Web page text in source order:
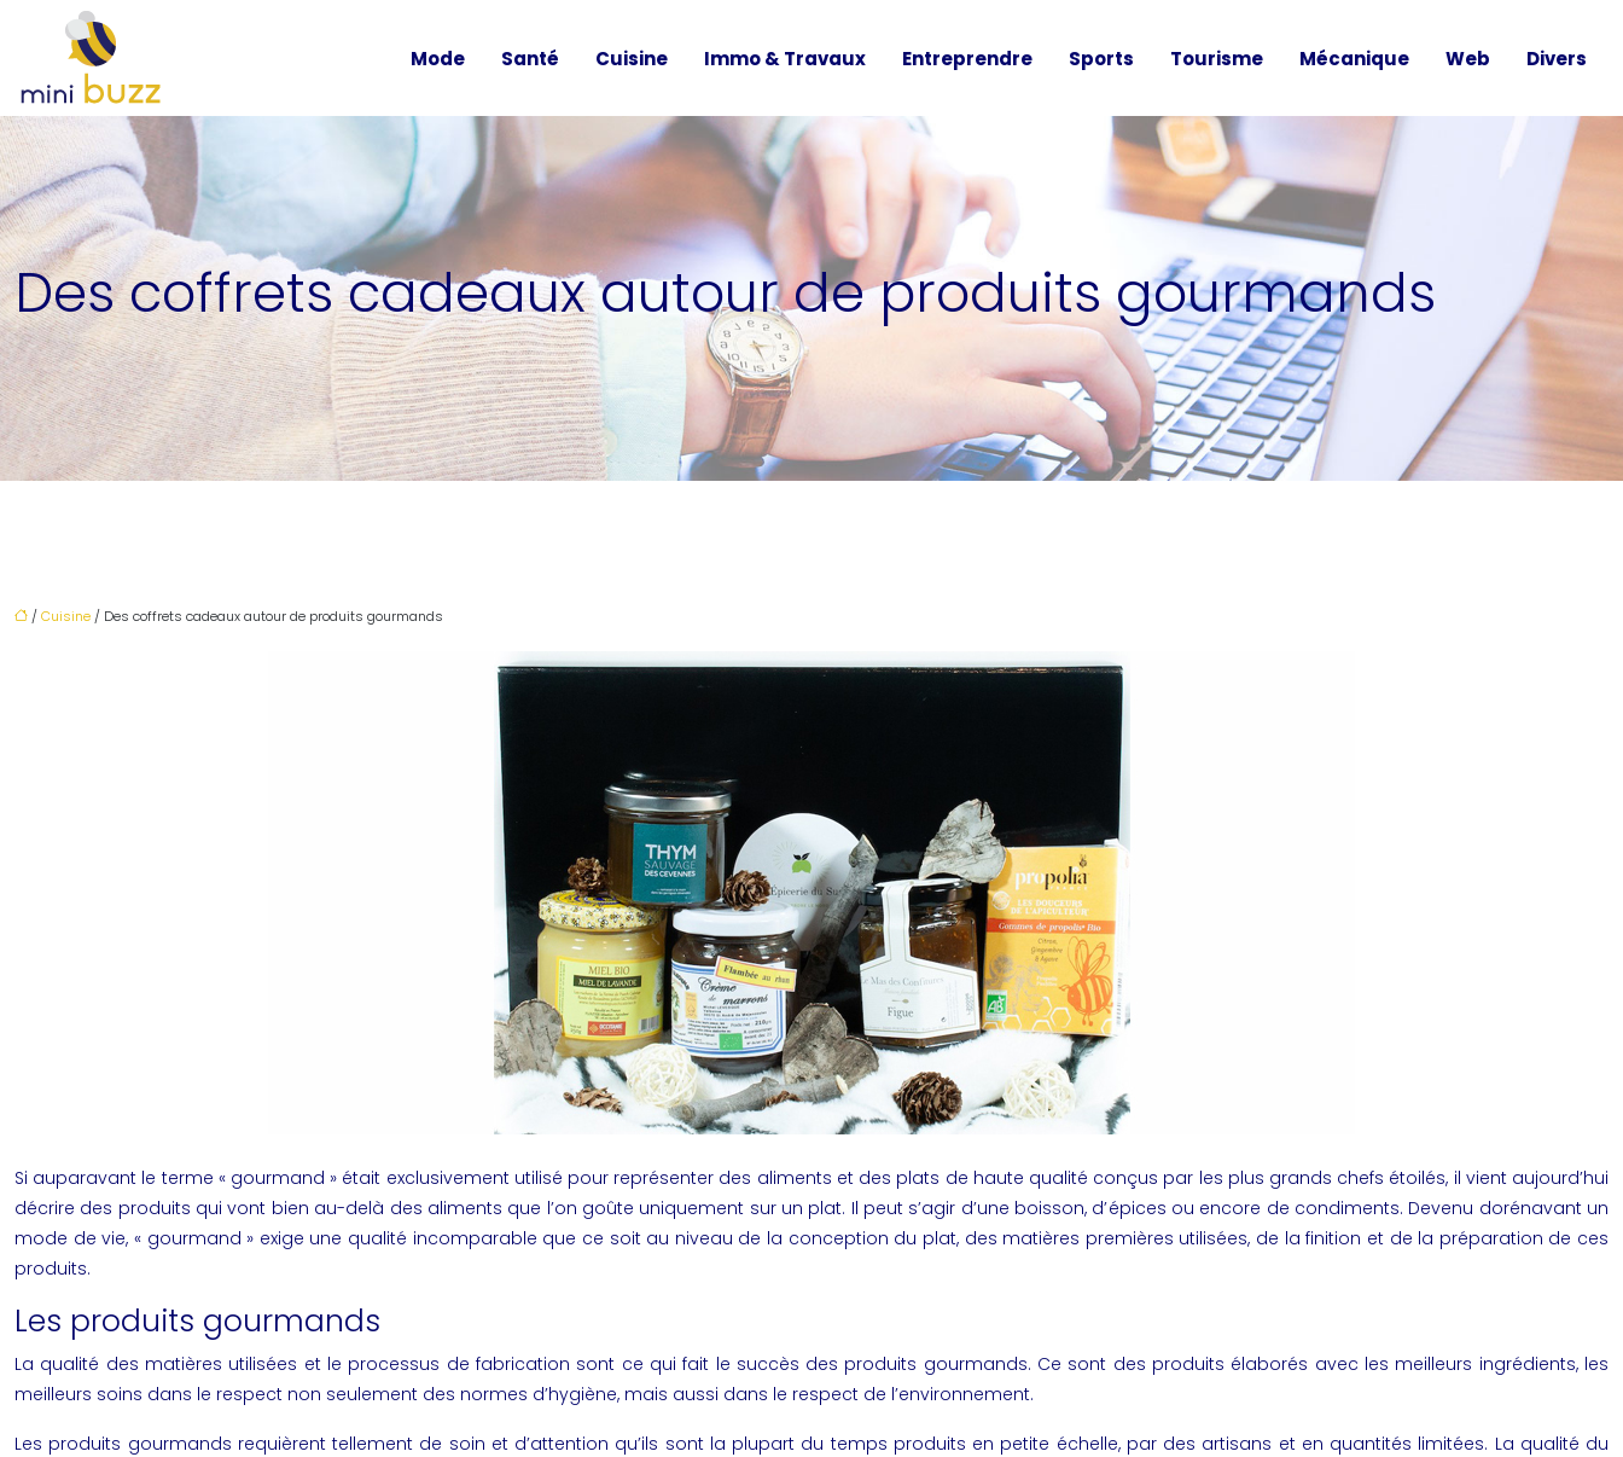
Mode Santé Cuisine Immo & Travaux Entreprendre Sports Tourisme Mécanique Web Divers
Des coffrets cadeaux autour de produits gourmands
/Cuisine / Des coffrets cadeaux autour de produits gourmands
Si auparavant le terme « gourmand » était exclusivement utilisé pour représenter des aliments et des plats de haute qualité conçus par les plus grands chefs étoilés, il vient aujourd’hui
décrire des produits qui vont bien au-delà des aliments que l’on goûte uniquement sur un plat. Il peut s’agir d’une boisson, d’épices ou encore de condiments. Devenu dorénavant un
mode de vie, « gourmand » exige une qualité incomparable que ce soit au niveau de la conception du plat, des matières premières utilisées, de la finition et de la préparation de ces
produits.
Les produits gourmands
La qualité des matières utilisées et le processus de fabrication sont ce qui fait le succès des produits gourmands. Ce sont des produits élaborés avec les meilleurs ingrédients, les
meilleurs soins dans le respect non seulement des normes d’hygiène, mais aussi dans le respect de l’environnement.
Les produits gourmands requièrent tellement de soin et d’attention qu’ils sont la plupart du temps produits en petite échelle, par des artisans et en quantités limitées. La qualité du